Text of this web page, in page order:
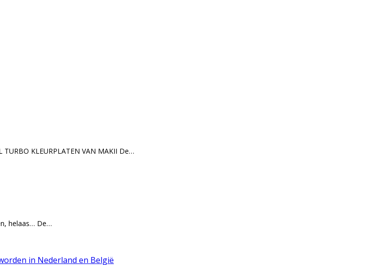
KLEURPLATEN VAN MAKII De…
helaas… De…
in Nederland en België